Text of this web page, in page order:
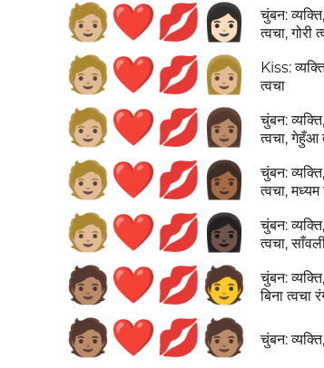
🧑🏼‍❤️‍💋‍👩🏻
चुंबन:
त्वचा, गोरी
🧑🏼‍❤️‍💋‍👩🏼
Kiss:
त्वचा
🧑🏼‍❤️‍💋‍👩🏽
चुंबन:
त्वचा, गेहुँआ
🧑🏼‍❤️‍💋‍👩🏾
चुंबन:
त्वचा, मध्यम
🧑🏼‍❤️‍💋‍👩🏿
चुंबन:
त्वचा,
🧑🏽‍❤️‍💋‍🧑
चुंबन:
बिना त्वचा
🧑🏽‍❤️‍💋‍🧑🏽 चुंबन: